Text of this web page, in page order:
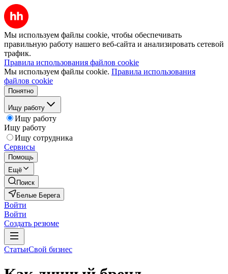
Мы используем файлы cookie, чтобы обеспечивать
правильную работу нашего веб-сайта и анализировать сетевой
трафик.
Правила использования файлов cookie
Мы используем файлы cookie. Правила использования
файлов cookie
Понятно
Ищу работу
Ищу работу
Ищу работу
Ищу сотрудника
Сервисы
Помощь
Ещё
Поиск
Белые Берега
Войти
Войти
Создать резюме
СтатьиСвой бизнес